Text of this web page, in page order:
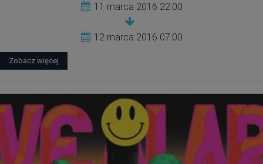
11 marca 2016 22:00
12 marca 2016 07:00
Zobacz więcej